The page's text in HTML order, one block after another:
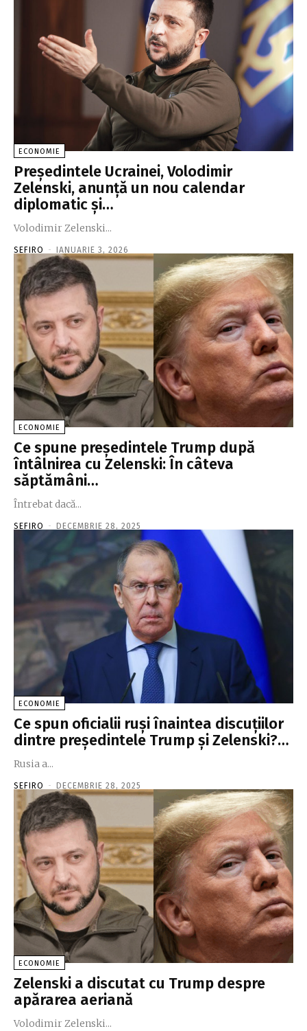
ECONOMIE
Preşedintele Ucrainei, Volodimir
Zelenski, anunţă un nou calendar
diplomatic şi…
Volodimir Zelenski...
SEFIRO - IANUARIE 3, 2026
ECONOMIE
Ce spune preşedintele Trump după
întâlnirea cu Zelenski: În câteva
săptămâni…
Întrebat dacă...
SEFIRO - DECEMBRIE 28, 2025
ECONOMIE
Ce spun oficialii ruşi înaintea discuţiilor
dintre preşedintele Trump şi Zelenski?…
Rusia a...
SEFIRO - DECEMBRIE 28, 2025
ECONOMIE
Zelenski a discutat cu Trump despre
apărarea aeriană
Volodimir Zelenski...